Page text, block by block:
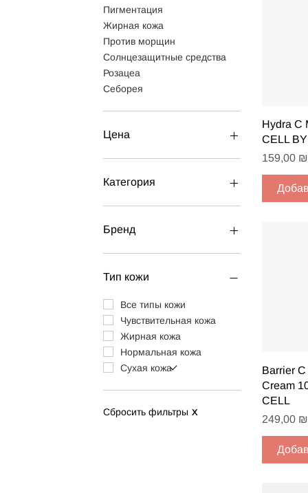
Пигментация
Жирная кожа
Против морщин
Солнцезащитные средства
Розацеа
Себорея
Цена
Категория
All Products
Наборы
Маски
Тоники и лосьоны
Для мужчин
Шея и декольте
Ампульные комплексы
Интимная гигиена
Сыворотки
Губы
Бренд
BABOR
BIOFOR
LIBERALEX
ONYX
MAGIRAY
DERMALOSOPHY
Тип кожи
Все типы кожи
Чувствительная кожа
Жирная кожа
Нормальная кожа
Сухая кожа
Сбросить фильтры X
Hydra C
CELL
Цена
159,00 ₪
Barrier
Cream
CELL
Цена
249,00 ₪